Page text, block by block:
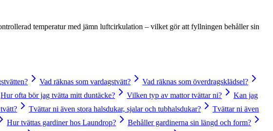
temperatur med jämn luftcirkulation – vilket gör att fyllningen behåller sin
Vad räknas som vardagstvätt?
Vad räknas som överdragsklädsel?
Hur ofta bör jag tvätta mitt duntäcke? Vilken typ av mattor tvättar ni?
Kan jag
Tvättar ni även stora halsdukar, sjalar och tubhalsdukar?
Tvättar ni även
Hur tvättas gardiner hos Laundrop?
Behåller gardinerna sin längd och form?